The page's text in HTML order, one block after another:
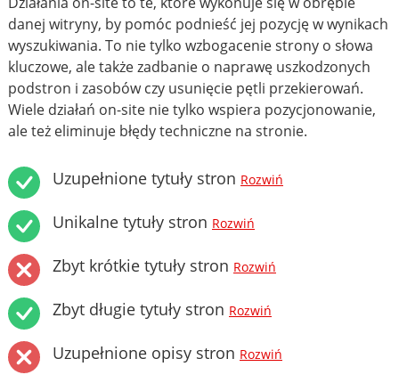
danej witryny, by pomóc podnieść jej pozycję w wynikach
wyszukiwania. To nie tylko wzbogacenie strony o słowa
kluczowe, ale także zadbanie o naprawę uszkodzonych
podstron i zasobów czy usunięcie pętli przekierowań.
Wiele działań on-site nie tylko wspiera pozycjonowanie,
ale też eliminuje błędy techniczne na stronie.
Uzupełnione tytuły stron Rozwiń
Unikalne tytuły stron Rozwiń
Zbyt krótkie tytuły stron Rozwiń
Zbyt długie tytuły stron Rozwiń
Uzupełnione opisy stron Rozwiń